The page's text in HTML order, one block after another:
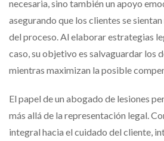
necesaria, sino también un apoyo
asegurando que los clientes se
del proceso. Al elaborar estrategias
caso, su objetivo es salvaguardar los
mientras maximizan la posible
El papel de un abogado de lesiones
más allá de la representación legal.
integral hacia el cuidado del cliente,